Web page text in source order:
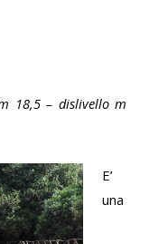
18,5 – dislivello m
E’
una